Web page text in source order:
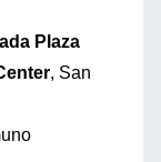
Plaza
, San